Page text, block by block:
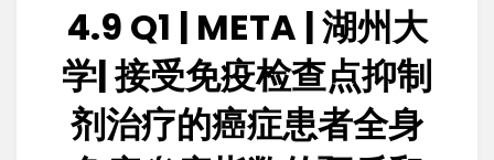
4.9 Q1 | META | 湖州大
学| 接受免疫检查点抑制
剂治疗的癌症患者全身